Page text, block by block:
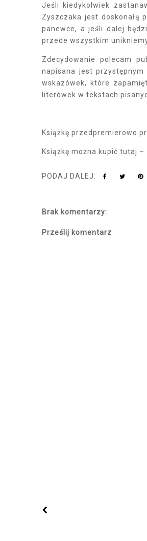
Jeśli kiedykolwiek
Zyszczaka jest doskonałą
panewce, a jeśli dalej
przede wszystkim
Zdecydowanie polecam
napisana jest
wskazówek, które
literówek w tekstach
Książkę przedpremierowo
Książkę można kupić tutaj
PODAJ DALEJ:
Brak komentarzy:
Prześlij komentarz